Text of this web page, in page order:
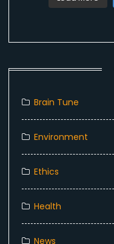
Brain Tune
Environment
Ethics
Health
News